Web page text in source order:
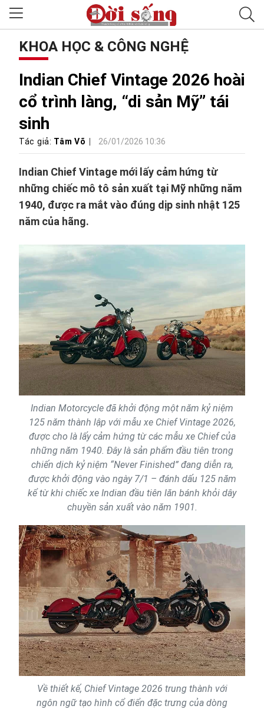
KHOA HỌC & CÔNG NGHỆ
Indian Chief Vintage 2026 hoài
cổ trình làng, “di sản Mỹ” tái
sinh
Tác giả: Tâm Võ 26/01/2026 10:36
Indian Chief Vintage mới lấy cảm hứng từ
những chiếc mô tô sản xuất tại Mỹ những năm
1940, được ra mắt vào đúng dịp sinh nhật 125
năm của hãng.
Indian Motorcycle đã khởi động một năm kỷ niệm
125 năm thành lập với mẫu xe Chief Vintage 2026,
được cho là lấy cảm hứng từ các mẫu xe Chief của
những năm 1940. Đây là sản phẩm đầu tiên trong
chiến dịch kỷ niệm “Never Finished” đang diễn ra,
được khởi động vào ngày 7/1 – đánh dấu 125 năm
kể từ khi chiếc xe Indian đầu tiên lăn bánh khỏi dây
chuyền sản xuất vào năm 1901.
Về thiết kế, Chief Vintage 2026 trung thành với
ngôn ngữ tạo hình cổ điển đặc trưng của dòng